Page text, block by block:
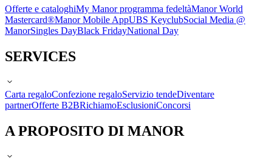
Offerte e cataloghiMy Manor programma fedeltàManor World
Mastercard®Manor Mobile AppUBS KeyclubSocial Media @
ManorSingles DayBlack FridayNational Day
SERVICES
Carta regaloConfezione regaloServizio tendeDiventare
partnerOfferte B2BRichiamoEsclusioniConcorsi
A PROPOSITO DI MANOR